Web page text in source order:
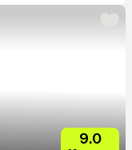
9.0